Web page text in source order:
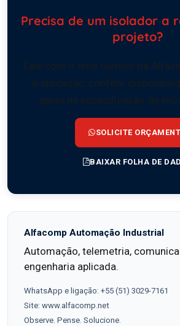
Precisa de um isolador a
projeto?
Fale com o time técnico da
a aplicação, conferir
apoio na especificação do
SOLICITE
BAIXAR FOLHA DE
Alfacomp Automação Industrial
Automação, telemetria,
engenharia aplicada.
WhatsApp e ligação: +55 (51) 3029-7161
Site: www.alfacomp.net
Observe. Pense. Solucione.